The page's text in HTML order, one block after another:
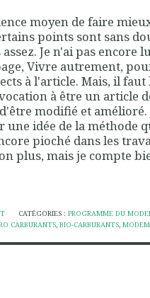
moyen de faire
points sont sans
Je n'ai pas encore
Vivre autrement,
à l'article. Mais, il
à être un article
modifié et amélioré.
idée de la méthode
pioché dans les
plus, mais je compte
CATÉGORIES : PROGRAMME DU
CARBURANTS, BIO-CARBURANTS, MODEM